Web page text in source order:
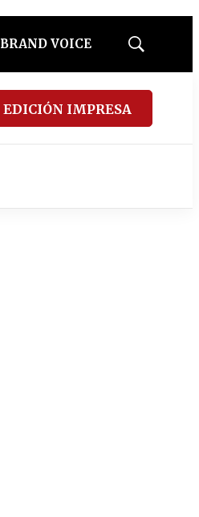
BRAND VOICE
Mostrar
EDICIÓN IMPRESA